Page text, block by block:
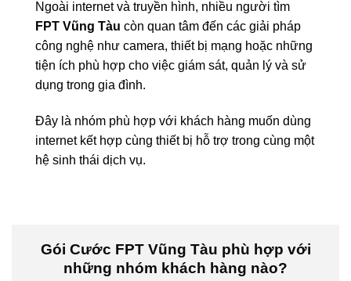
Ngoài internet và truyền hình, nhiều người tìm
FPT Vũng Tàu còn quan tâm đến các giải pháp
công nghệ như camera, thiết bị mạng hoặc những
tiện ích phù hợp cho việc giám sát, quản lý và sử
dụng trong gia đình.
Đây là nhóm phù hợp với khách hàng muốn dùng
internet kết hợp cùng thiết bị hỗ trợ trong cùng một
hệ sinh thái dịch vụ.
Gói Cước FPT Vũng Tàu phù hợp với
những nhóm khách hàng nào?